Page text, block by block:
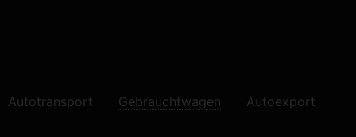
Autotransport Gebrauchtwagen Autoexport